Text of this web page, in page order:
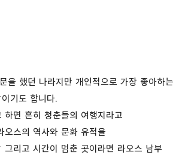
을 했던 나라지만 개인적으로 가장 좋아하는
기도 합니다.
하면 흔히 청춘들의 여행지라고
오스의 역사와 문화 유적을
그리고 시간이 멈춘 곳이라면 라오스 남부